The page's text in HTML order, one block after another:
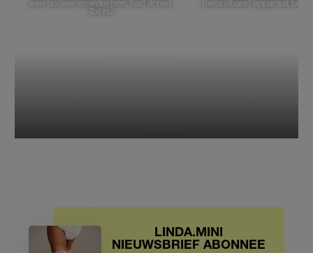
een oudere moeder ben, had ik niet.
Tot nu'
(betaalbare) apparaat
LINDA.MINI
NIEUWSBRIEF ABONNEE